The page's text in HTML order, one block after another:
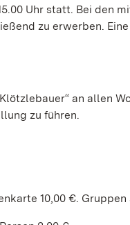
Uhr statt. Bei den
zu erwerben.
an allen
zu führen.
10,00 €.